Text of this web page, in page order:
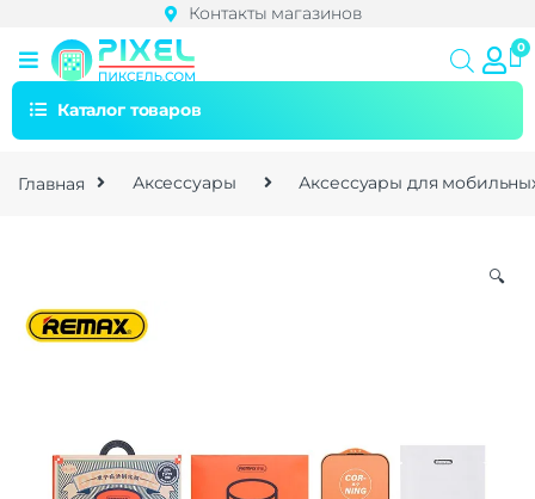
Контакты магазинов
Каталог товаров
Главная Аксессуары Аксессуары для
🔍